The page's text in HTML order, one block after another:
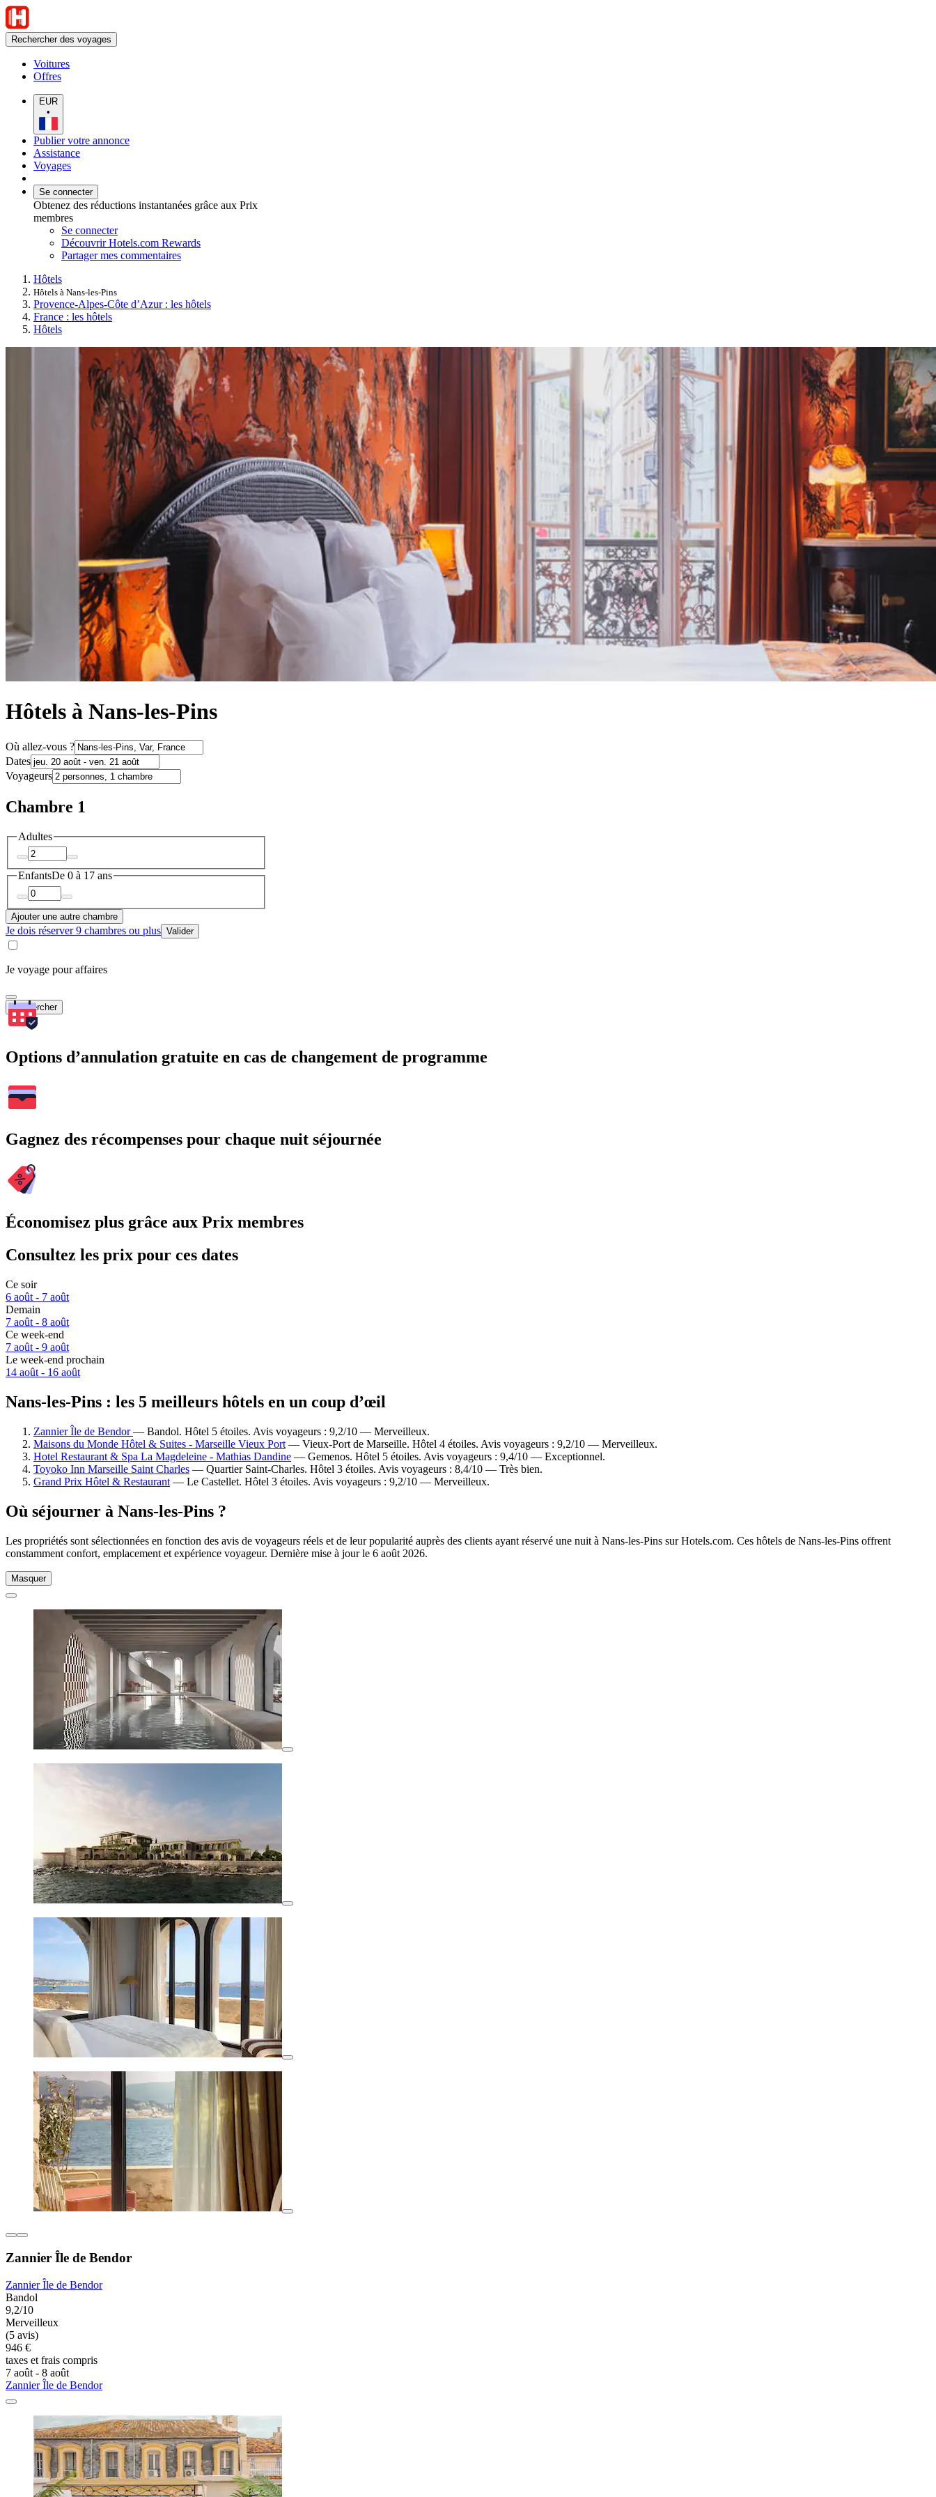
Rechercher des voyages
Voitures
Offres
EUR
•
Publier votre annonce
Assistance
Voyages
Se connecter
Obtenez des réductions instantanées grâce aux Prix
membres
Se connecter
Découvrir Hotels.com Rewards
Partager mes commentaires
Hôtels
Hôtels à Nans-les-Pins
Provence-Alpes-Côte d’Azur : les hôtels
France : les hôtels
Hôtels
Hôtels à Nans-les-Pins
Où allez-vous ?
Dates
Voyageurs
Chambre 1
Adultes
EnfantsDe 0 à 17 ans
Ajouter une autre chambre
Je dois réserver 9 chambres ou plus Valider
Je voyage pour affaires
Rechercher
Options d’annulation gratuite en cas de changement de programme
Gagnez des récompenses pour chaque nuit séjournée
Économisez plus grâce aux Prix membres
Consultez les prix pour ces dates
Ce soir
6 août - 7 août
Demain
7 août - 8 août
Ce week-end
7 août - 9 août
Le week-end prochain
14 août - 16 août
Nans-les-Pins : les 5 meilleurs hôtels en un coup d’œil
Zannier Île de Bendor— Bandol. Hôtel 5 étoiles. Avis voyageurs : 9,2/10 — Merveilleux.
Maisons du Monde Hôtel & Suites - Marseille Vieux Port — Vieux-Port de Marseille. Hôtel 4 étoiles. Avis voyageurs : 9,2/10 — Merveilleux.
Hotel Restaurant & Spa La Magdeleine - Mathias Dandine — Gemenos. Hôtel 5 étoiles. Avis voyageurs : 9,4/10 — Exceptionnel.
Toyoko Inn Marseille Saint Charles — Quartier Saint-Charles. Hôtel 3 étoiles. Avis voyageurs : 8,4/10 — Très bien.
Grand Prix Hôtel & Restaurant — Le Castellet. Hôtel 3 étoiles. Avis voyageurs : 9,2/10 — Merveilleux.
Où séjourner à Nans-les-Pins ?
Les propriétés sont sélectionnées en fonction des avis de voyageurs réels et de leur popularité auprès des clients ayant réservé une nuit à Nans-les-Pins sur Hotels.com. Ces hôtels de Nans-les-Pins offrent
constamment confort, emplacement et expérience voyageur. Dernière mise à jour le 6 août 2026.
Masquer
Zannier Île de Bendor
Zannier Île de Bendor
Bandol
9,2/10
Merveilleux
(5 avis)
946 €
taxes et frais compris
7 août - 8 août
Zannier Île de Bendor